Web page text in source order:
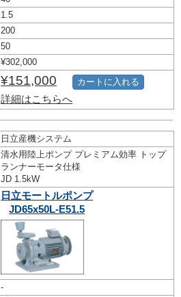
1.5
200
50
¥302,000
¥151,000
詳細はこちらへ
カートに入れる
日立産機システム
清水用陸上ポンプ プレミアム効率 トップ
ランナーモータ仕様
JD 1.5kW
日立モートルポンプ
JD65x50L-E51.5
-